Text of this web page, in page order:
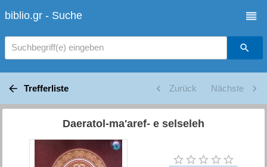
biblio.gr - Suche
Suchbegriff(e) eingeben
Trefferliste Zurück Nächste
Daeratol-ma'aref- e selseleh